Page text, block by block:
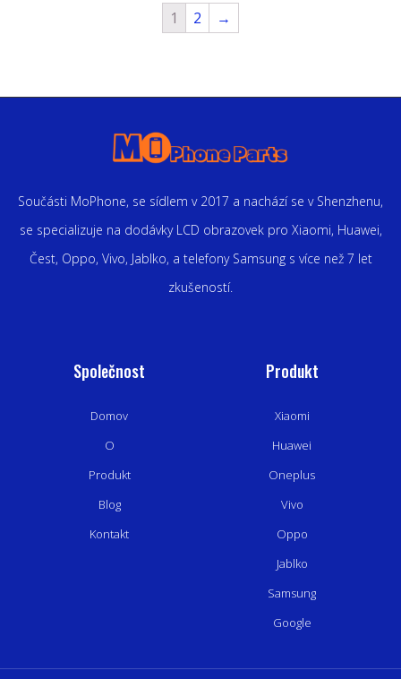
1 2 →
Součásti MoPhone, se sídlem v 2017 a nachází se v Shenzhenu,
se specializuje na dodávky LCD obrazovek pro Xiaomi, Huawei,
Čest, Oppo, Vivo, Jablko, a telefony Samsung s více než 7 let
zkušeností.
Společnost
Domov
O
Produkt
Blog
Kontakt
Produkt
Xiaomi
Huawei
Oneplus
Vivo
Oppo
Jablko
Samsung
Google